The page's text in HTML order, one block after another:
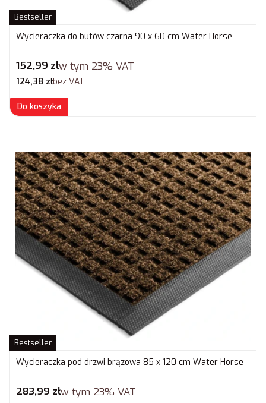
Bestseller
Wycieraczka do butów czarna 90 x 60 cm Water Horse
Cena brutto
152,99 złw tym 23% VAT
Cena netto
124,38 złbez VAT
Do koszyka
Bestseller
Wycieraczka pod drzwi brązowa 85 x 120 cm Water Horse
Cena brutto
283,99 złw tym 23% VAT